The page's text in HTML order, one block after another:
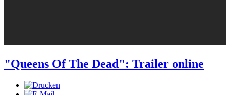
"Queens Of The Dead": Trailer online